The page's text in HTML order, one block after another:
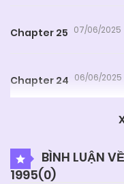
Chapter 25 07/06/2025
Chapter 24 06/06/2025
06/06/2025
Chapter 22
BÌNH LUẬN
1995(0)